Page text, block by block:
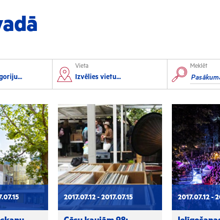
sports
sports
Radošās darbnīcas
Lekcijas
Vieta
Izvēlies vietu...
Meklēt
2017.07.12 - 2017.07.15 2017.07.12 -